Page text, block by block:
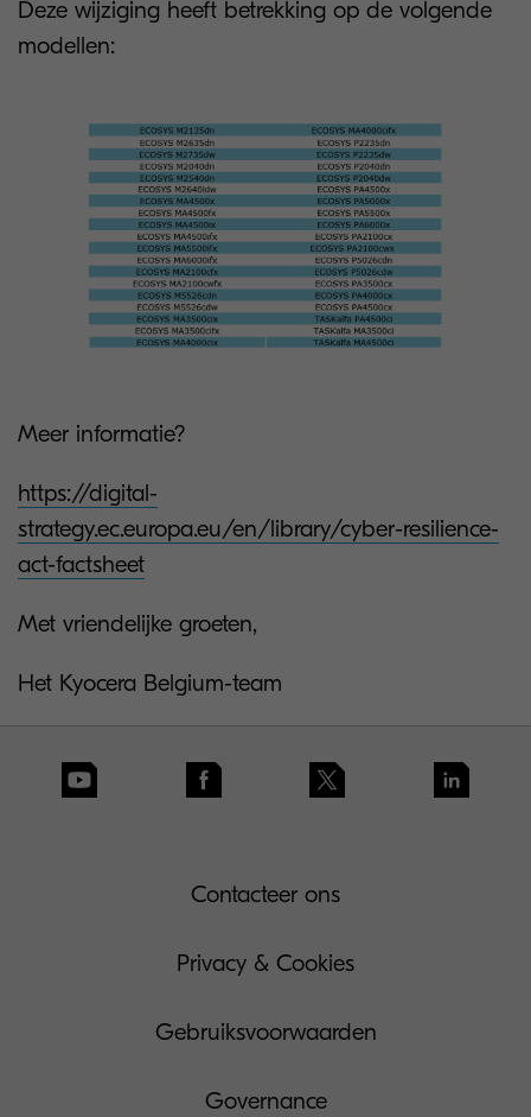
Deze wijziging heeft betrekking op de volgende
modellen:
Meer informatie?
https://digital-
strategy.ec.europa.eu/en/library/cyber-resilience-
act-factsheet
Met vriendelijke groeten,
Het Kyocera Belgium-team
Contacteer ons
Privacy & Cookies
Gebruiksvoorwaarden
Governance